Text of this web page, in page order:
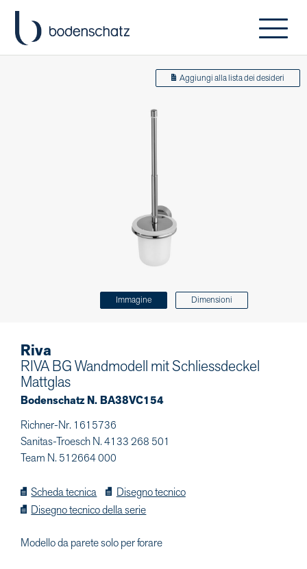
Immagine Dimensioni
Aggiungi alla lista dei desideri
Riva
RIVA BG Wandmodell mit Schliessdeckel
Mattglas
Bodenschatz N. BA38VC154
Richner-Nr. 1615736
Sanitas-Troesch N. 4133 268 501
Team N. 512664 000
Scheda tecnica
Disegno tecnico
Disegno tecnico della serie
Modello da parete solo per forare